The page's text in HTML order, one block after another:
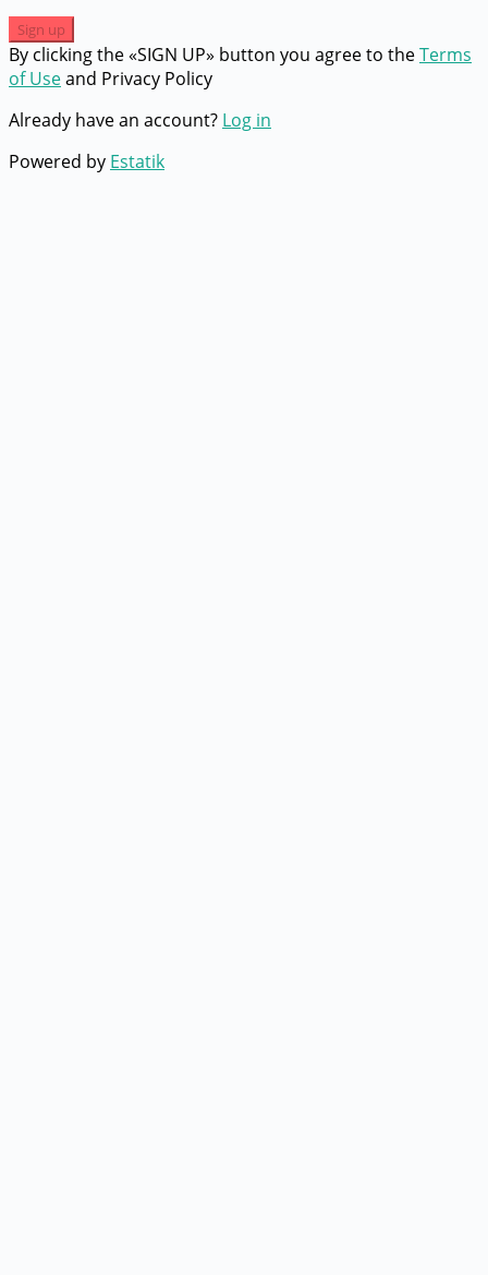
Sign up
By clicking the «SIGN UP» button you agree to theTerms
of Useand Privacy Policy
Already have an account? Log in
Powered by Estatik